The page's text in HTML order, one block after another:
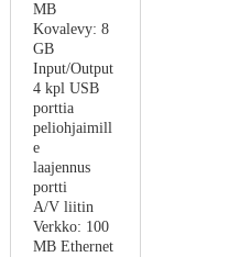
MB
Kovalevy: 8
GB
Input/Output
4 kpl USB
porttia
peliohjaimill
e
laajennus
portti
A/V liitin
Verkko: 100
MB Ethernet